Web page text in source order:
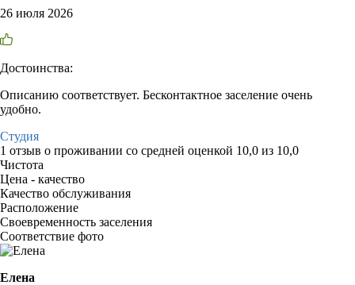
26 июля 2026
Достоинства:
Описанию соответствует. Бесконтактное заселение очень
удобно.
Студия
1 отзыв о проживании со средней оценкой 10,0 из 10,0
Чистота
Цена - качество
Качество обслуживания
Расположение
Своевременность заселения
Соответствие фото
Елена